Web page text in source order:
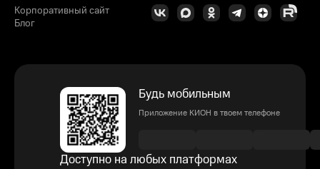
Корпоративный сайт
Блог
Будь мобильным
Приложение КИОН в твоем телефоне
Доступно на любых платформах